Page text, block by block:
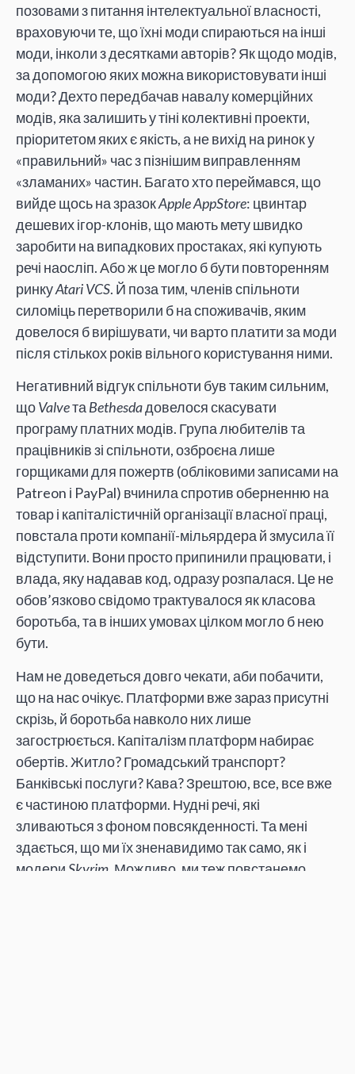
позовами з питання інтелектуальної власності,
враховуючи те, що їхні моди спираються на інші
моди, інколи з десятками авторів? Як щодо модів,
за допомогою яких можна використовувати інші
моди? Дехто передбачав навалу комерційних
модів, яка залишить у тіні колективні проекти,
пріоритетом яких є якість, а не вихід на ринок у
«правильний» час з пізнішим виправленням
«зламаних» частин. Багато хто переймався, що
вийде щось на зразокApple AppStore: цвинтар
дешевих ігор-клонів, що мають мету швидко
заробити на випадкових простаках, які купують
речі наосліп. Або ж це могло б бути повторенням
ринкуAtari VCS. Й поза тим, членів спільноти
силоміць перетворили б на споживачів, яким
довелося б вирішувати, чи варто платити за моди
після стількох років вільного користування ними.
Негативний відгук спільноти був таким сильним,
щоValveтаBethesdaдовелося скасувати
програму платних модів. Група любителів та
працівників зі спільноти, озброєна лише
горщиками для пожертв (обліковими записами на
Patreon і PayPal) вчинила спротив оберненню на
товар і капіталістичній організації власної праці,
повстала проти компанії-мільярдера й змусила її
відступити. Вони просто припинили працювати, і
влада, яку надавав код, одразу розпалася. Це не
обов’язково свідомо трактувалося як класова
боротьба, та в інших умовах цілком могло б нею
бути.
Нам не доведеться довго чекати, аби побачити,
що на нас очікує. Платформи вже зараз присутні
скрізь, й боротьба навколо них лише
загострюється. Капіталізм платформ набирає
обертів. Житло? Громадський транспорт?
Банківські послуги? Кава? Зрештою, все, все вже
є частиною платформи. Нудні речі, які
зливаються з фоном повсякденності. Та мені
здається, що ми їх зненавидимо так само, як і
модери Skyrim . Можливо, ми теж повстанемо.